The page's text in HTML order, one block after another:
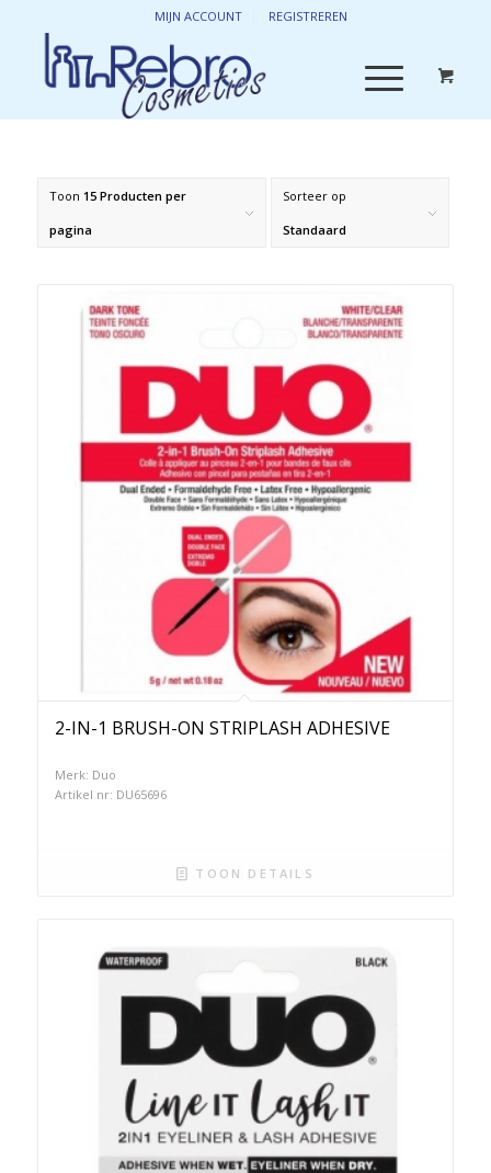
MIJN ACCOUNT REGISTREREN
Sorteer op
Standaard
Toon 15 Producten per
pagina
2-IN-1 BRUSH-ON STRIPLASH ADHESIVE
Merk: Duo
Artikel nr: DU65696
TOON DETAILS